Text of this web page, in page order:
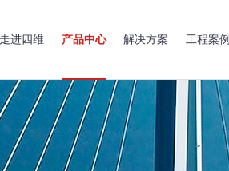
走进四维 产品中心 解决方案 工程案例